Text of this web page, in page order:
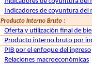
Indicadores de coyuntura del
Producto Interno Bruto :
Oferta y utilización final de
Producto interno bruto por
PIB por el enfoque del ingreso
Relaciones macroeconómicas